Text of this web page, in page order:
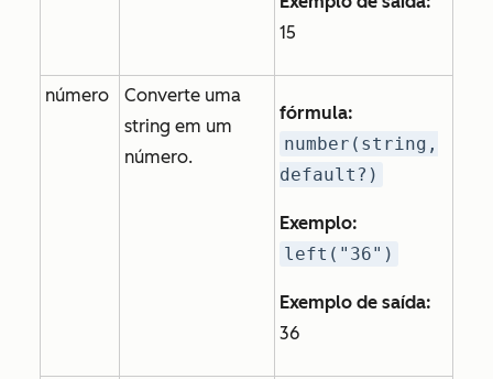
15
número
Converte uma
string em um
número.
fórmula:
number(string,
default?)
Exemplo:
left("36")
Exemplo de saída:
36